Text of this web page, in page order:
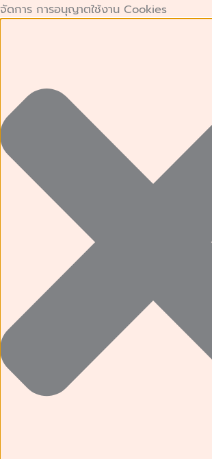
จัดการ การอนุญาตใช้งาน Cookies
คุกกี้
ที่
Preferences
คุกกี้
เก็บ
คุกกี้
การ
Skip